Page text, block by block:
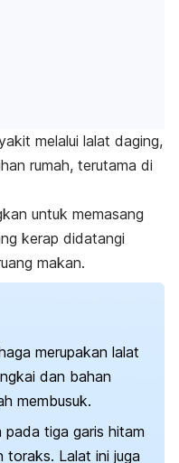
melalui lalat daging,
rumah, terutama di
untuk memasang
kerap didatangi
makan.
merupakan lalat
dan bahan
membusuk.
pada tiga garis hitam
toraks. Lalat ini juga